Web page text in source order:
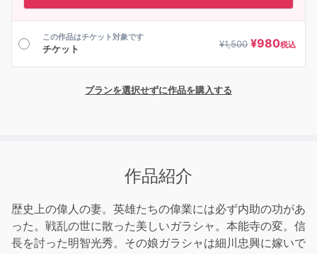
この作品はチケット対象です
チケット ¥1,500 ¥980税込
プランを選択せずに作品を購入する
作品紹介
歴史上の偉人の妻。英雄たちの偉業には必ず内助の功があ
った。戦乱の世に散った美しいガラシャ。本能寺の変。信
長を討った明智光秀。その娘ガラシャは細川忠興に嫁いで